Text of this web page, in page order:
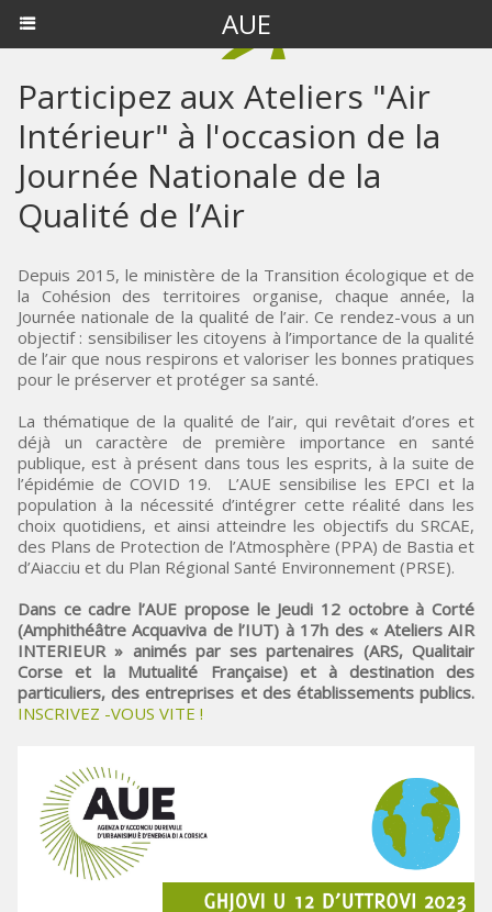
AUE
Participez aux Ateliers "Air
Intérieur" à l'occasion de la
Journée Nationale de la
Qualité de l’Air
Depuis 2015, le ministère de la Transition écologique et de
la Cohésion des territoires organise, chaque année, la
Journée nationale de la qualité de l’air. Ce rendez-vous a un
objectif : sensibiliser les citoyens à l’importance de la qualité
de l’air que nous respirons et valoriser les bonnes pratiques
pour le préserver et protéger sa santé.
La thématique de la qualité de l’air, qui revêtait d’ores et
déjà un caractère de première importance en santé
publique, est à présent dans tous les esprits, à la suite de
l’épidémie de COVID 19. L’AUE sensibilise les EPCI et la
population à la nécessité d’intégrer cette réalité dans les
choix quotidiens, et ainsi atteindre les objectifs du SRCAE,
des Plans de Protection de l’Atmosphère (PPA) de Bastia et
d’Aiacciu et du Plan Régional Santé Environnement (PRSE).
Dans ce cadre l’AUE propose le Jeudi 12 octobre à Corté
(Amphithéâtre Acquaviva de l’IUT) à 17h des « Ateliers AIR
INTERIEUR » animés par ses partenaires (ARS, Qualitair
Corse et la Mutualité Française) et à destination des
particuliers, des entreprises et des établissements publics.
INSCRIVEZ -VOUS VITE !